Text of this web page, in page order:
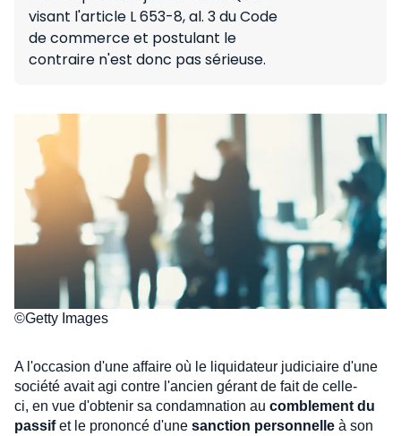
visant l'article L 653-8, al. 3 du Code
de commerce et postulant le
contraire n'est donc pas sérieuse.
©Getty Images
A l'occasion d'une affaire où le liquidateur judiciaire d'une
société avait agi contre l'ancien gérant de fait de celle-
ci, en vue d'obtenir sa condamnation au comblement du
passifet le prononcé d'une sanction personnelle à son